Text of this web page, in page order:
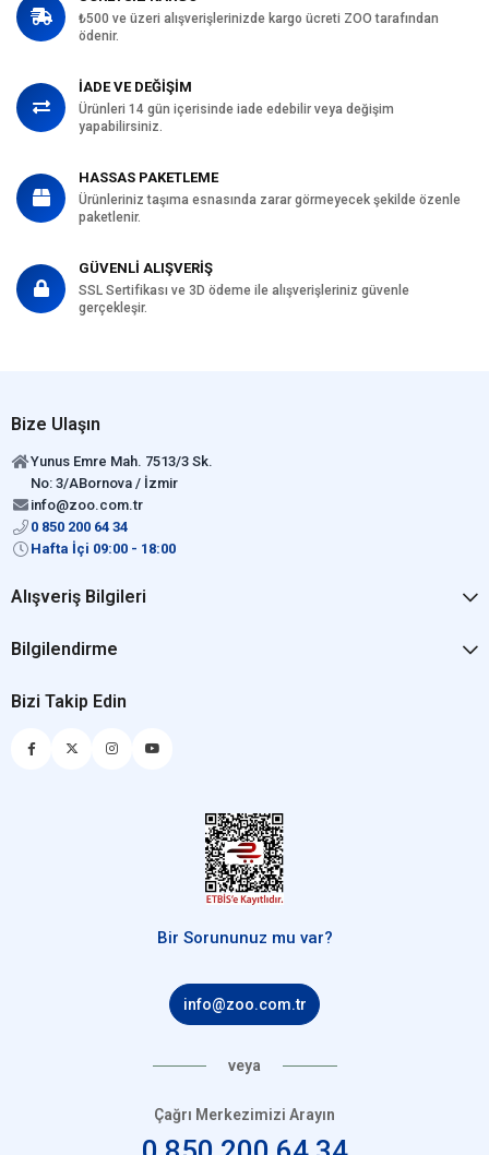
₺500 ve üzeri alışverişlerinizde kargo ücreti ZOO tarafından
ödenir.
İADE VE DEĞİŞİM
Ürünleri 14 gün içerisinde iade edebilir veya değişim
yapabilirsiniz.
HASSAS PAKETLEME
Ürünleriniz taşıma esnasında zarar görmeyecek şekilde özenle
paketlenir.
GÜVENLİ ALIŞVERİŞ
SSL Sertifikası ve 3D ödeme ile alışverişleriniz güvenle
gerçekleşir.
Bize Ulaşın
Yunus Emre Mah. 7513/3 Sk.
No: 3/ABornova / İzmir
info@zoo.com.tr
0 850 200 64 34
Hafta İçi 09:00 - 18:00
Alışveriş Bilgileri
Bilgilendirme
Bizi Takip Edin
Bir Sorununuz mu var?
info@zoo.com.tr
veya
Çağrı Merkezimizi Arayın